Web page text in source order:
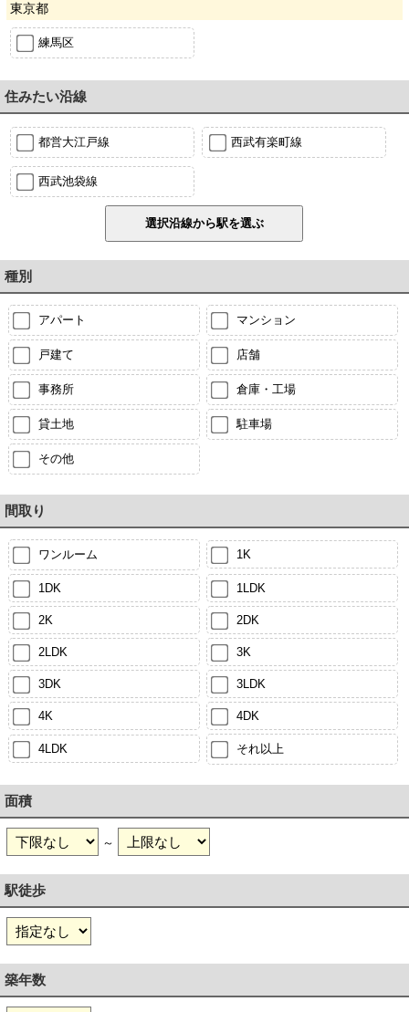
東京都
練馬区
住みたい沿線
都営大江戸線 西武有楽町線
西武池袋線
種別
アパート マンション
戸建て 店舗
事務所 倉庫・工場
貸土地 駐車場
その他
間取り
ワンルーム 1K
1DK 1LDK
2K 2DK
2LDK 3K
3DK 3LDK
4K 4DK
4LDK それ以上
面積
～
駅徒歩
築年数